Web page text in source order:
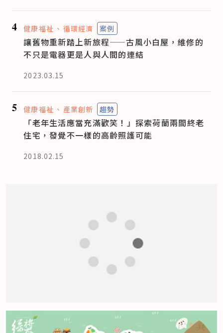
4 健康福祉 循環經濟 案例
讓舊物重新踏上新旅程——古風小白屋，維修的
不只是電器更是人與人間的連結
2023.03.15
5 健康福祉 產業創新 趨勢
「老年生活應當充滿歡笑！」探索荷蘭兩間終老
住宅，發覺不一樣的高齡照護可能
2018.02.15